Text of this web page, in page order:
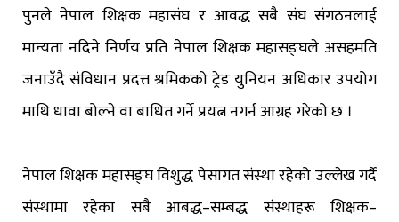
पुनले नेपाल शिक्षक महासंघ र आवद्ध सबै संघ संगठनलाई
मान्यता नदिने निर्णय प्रति नेपाल शिक्षक महासङ्घले असहमति
जनाउँदै संविधान प्रदत्त श्रमिकको ट्रेड युनियन अधिकार उपयोग
माथि धावा बोल्ने वा बाधित गर्ने प्रयत्न नगर्न आग्रह गरेको छ ।
नेपाल शिक्षक महासङ्घ विशुद्ध पेसागत संस्था रहेको उल्लेख गर्दै
संस्थामा रहेका सबै आबद्ध–सम्बद्ध संस्थाहरू शिक्षक–